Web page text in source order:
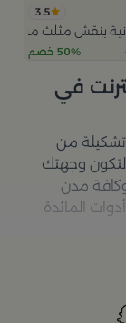
ملاذ
3.5
بنقش مثلث من
50% خصم
في
من
لتكون وجهتك
وكافة مدن
المائدة
في مكان واحد.